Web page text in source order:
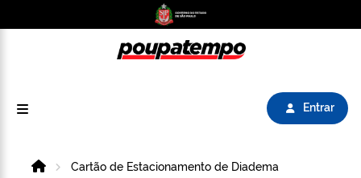
Entrar
HomeCartão de Estacionamento de Diadema